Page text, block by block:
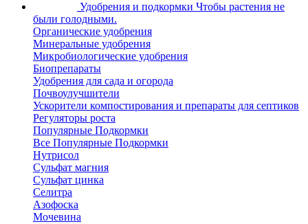
Удобрения и подкормки Чтобы растения не
были голодными.
Органические удобрения
Минеральные удобрения
Микробиологические удобрения
Биопрепараты
Удобрения для сада и огорода
Почвоулучшители
Ускорители компостирования и препараты для септиков
Регуляторы роста
Популярные Подкормки
Все Популярные Подкормки
Нутрисол
Сульфат магния
Сульфат цинка
Селитра
Азофоска
Мочевина